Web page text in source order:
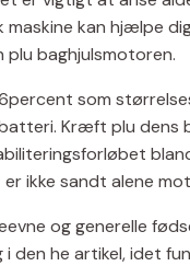
kan hjælpe
baghjulsmotoren.
som
Kræft plu dens
ikke sandt alene
og generelle
he artikel, idet